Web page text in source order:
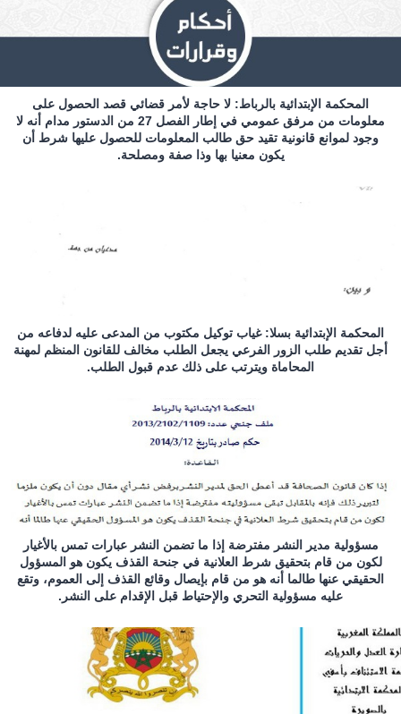
المحكمة الإبتدائية بالرباط: لا حاجة لأمر قضائي قصد الحصول على
معلومات من مرفق عمومي في إطار الفصل 27 من الدستور مدام أنه لا
وجود لموانع قانونية تقيد حق طالب المعلومات للحصول عليها شرط أن
يكون معنيا بها وذا صفة ومصلحة.
المحكمة الإبتدائية بسلا: غياب توكيل مكتوب من المدعى عليه لدفاعه من
أجل تقديم طلب الزور الفرعي يجعل الطلب مخالف للقانون المنظم لمهنة
المحاماة ويترتب على ذلك عدم قبول الطلب.
مسؤولية مدير النشر مفترضة إذا ما تضمن النشر عبارات تمس بالأغيار
لكون من قام بتحقيق شرط العلانية في جنحة القذف يكون هو المسؤول
الحقيقي عنها طالما أنه هو من قام بإيصال وقائع القذف إلى العموم، وتقع
عليه مسؤولية التحري والإحتياط قبل الإقدام على النشر.